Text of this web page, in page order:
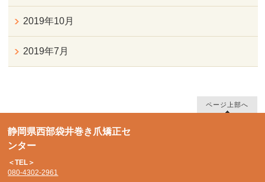
2019年10月
2019年7月
ページ上部へ
静岡県西部袋井巻き爪矯正セ
ンター
＜TEL＞
080-4302-2961